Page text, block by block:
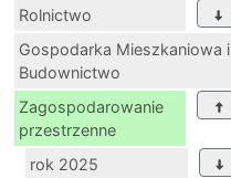
Rolnictwo
Gospodarka Mieszkaniowa i
Budownictwo
Zagospodarowanie
przestrzenne
rok 2025